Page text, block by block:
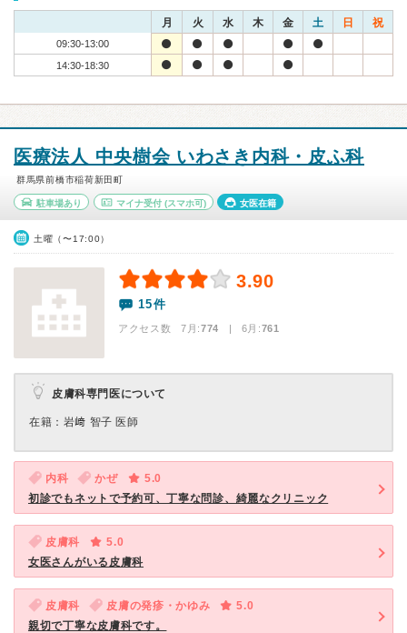
月 火 水 木 金 土 日 祝
09:30-13:00
14:30-18:30
医療法人 中央樹会 いわさき内科・皮ふ科
群馬県前橋市稲荷新田町
駐車場あり マイナ受付(スマホ可) 女医在籍
土曜（〜17:00）
3.90
15件
アクセス数 7月:774 | 6月:761
皮膚科専門医について
在籍：岩﨑 智子 医師
内科 かぜ
5.0
初診でもネットで予約可、丁寧な問診、綺麗なクリニック
皮膚科
5.0
女医さんがいる皮膚科
皮膚科 皮膚の発疹・かゆみ
5.0
親切で丁寧な皮膚科です。